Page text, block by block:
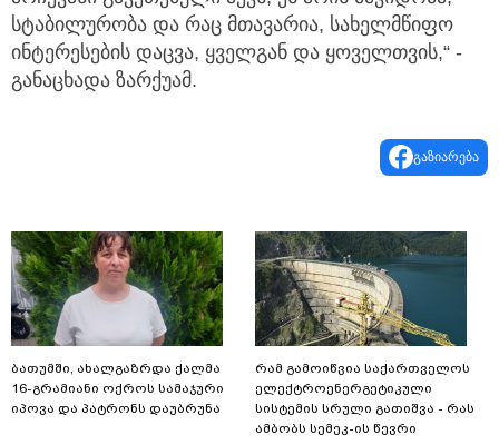
სტაბილურობა და რაც მთავარია, სახელმწიფო
ინტერესების დაცვა, ყველგან და ყოველთვის,“ -
განაცხადა ზარქუამ.
გაზიარება
ბათუმში, ახალგაზრდა ქალმა
16-გრამიანი ოქროს სამაჯური
იპოვა და პატრონს დაუბრუნა
რამ გამოიწვია საქართველოს
ელექტროენერგეტიკული
სისტემის სრული გათიშვა - რას
ამბობს სემეკ-ის წევრი